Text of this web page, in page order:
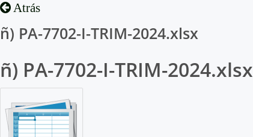
Atrás
ñ) PA-7702-I-TRIM-2024.xlsx
ñ) PA-7702-I-TRIM-2024.xlsx